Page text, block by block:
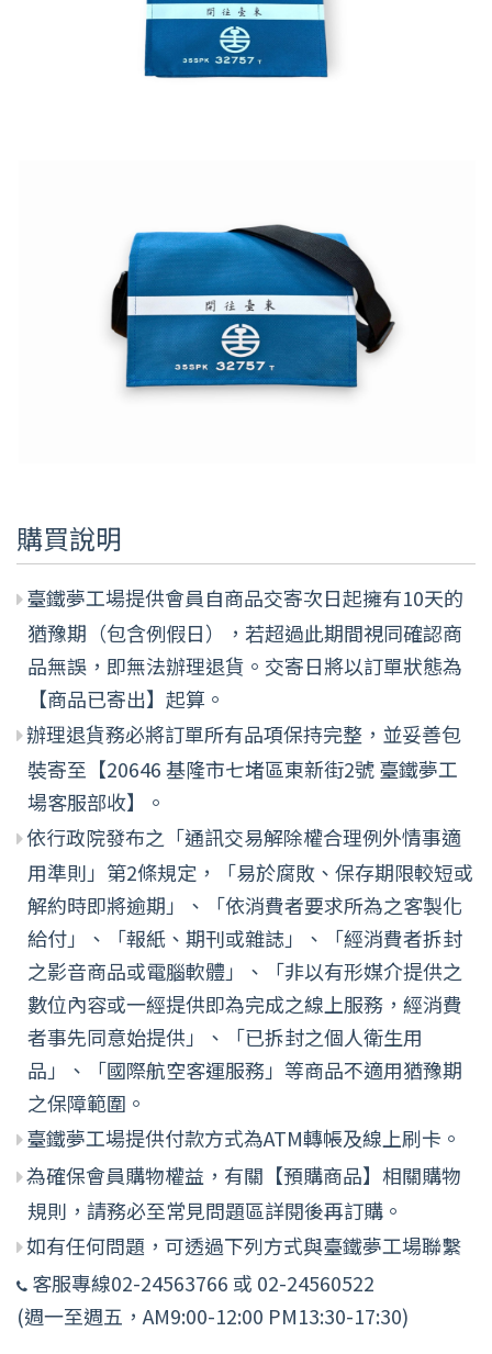
購買說明
臺鐵夢工場提供會員自商品交寄次日起擁有10天的
猶豫期（包含例假日），若超過此期間視同確認商
品無誤，即無法辦理退貨。交寄日將以訂單狀態為
【商品已寄出】起算。
辦理退貨務必將訂單所有品項保持完整，並妥善包
裝寄至【20646 基隆市七堵區東新街2號 臺鐵夢工
場客服部收】。
依行政院發布之「通訊交易解除權合理例外情事適
用準則」第2條規定，「易於腐敗、保存期限較短或
解約時即將逾期」、「依消費者要求所為之客製化
給付」、「報紙、期刊或雜誌」、「經消費者拆封
之影音商品或電腦軟體」、「非以有形媒介提供之
數位內容或一經提供即為完成之線上服務，經消費
者事先同意始提供」、「已拆封之個人衛生用
品」、「國際航空客運服務」等商品不適用猶豫期
之保障範圍。
臺鐵夢工場提供付款方式為ATM轉帳及線上刷卡。
為確保會員購物權益，有關【預購商品】相關購物
規則，請務必至常見問題區詳閱後再訂購。
如有任何問題，可透過下列方式與臺鐵夢工場聯繫
客服專線02-24563766 或 02-24560522
(週一至週五，AM9:00-12:00 PM13:30-17:30)